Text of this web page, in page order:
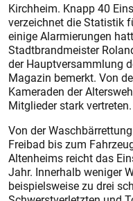
Kirchheim. Knapp 40
verzeichnet die Statistik
einige Alarmierungen
Stadtbrandmeister
der Hauptversammlung
Magazin bemerkt. Von
Kameraden der
Mitglieder stark vertreten.
Von der
Freibad bis zum
Altenheims reicht das
Jahr. Innerhalb weniger
beispielsweise zu drei